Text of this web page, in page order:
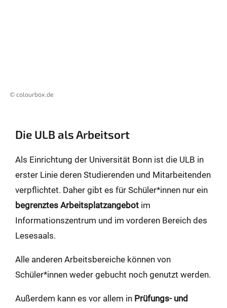
Die ULB als Arbeitsort
Als Einrichtung der Universität Bonn ist die ULB in
erster Linie deren Studierenden und Mitarbeitenden
verpflichtet. Daher gibt es für Schüler*innen nur ein
begrenztes Arbeitsplatzangebot im
Informationszentrum und im vorderen Bereich des
Lesesaals.
Alle anderen Arbeitsbereiche können von
Schüler*innen weder gebucht noch genutzt werden.
Außerdem kann es vor allem in Prüfungs- und
© colourbox.de